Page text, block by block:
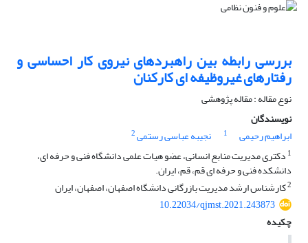
بررسی رابطه بین راهبردهای نیروی کار احساسی و
رفتارهای غیروظیفه ای کارکنان
نوع مقاله : مقاله پژوهشی
نویسندگان
ابراهیم رحیمی
1 نجیبه عباسی رستمی2
1 دکتری مدیریت منابع انسانی، عضو هیات علمی دانشگاه فنی و حرفه ای،
دانشکده فنی و حرفه ای قم، قم، ایران.
2کارشناس ارشد مدیریت بازرگانی دانشگاه اصفهان، اصفهان، ایران
10.22034/qjmst.2021.243873
چکیده